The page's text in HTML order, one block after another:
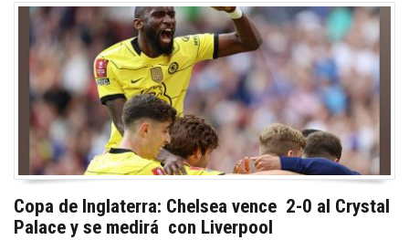
Copa de Inglaterra: Chelsea vence 2-0 al Crystal
Palace y se medirá con Liverpool